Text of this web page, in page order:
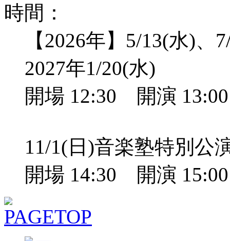
時間：
【2026年】5/13(水)
2027年1/20(水)
開場 12:30 開演
11/1(日)音楽塾特別公
開場 14:30 開演